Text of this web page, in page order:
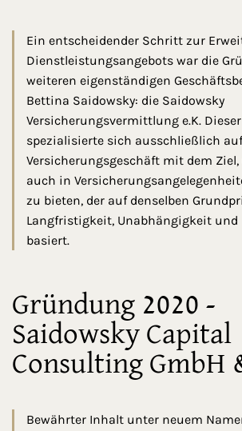
Ein entscheidender Schritt zur
Dienstleistungsangebots war die
weiteren eigenständigen
Bettina Saidowsky: die Saidowsky
Versicherungsvermittlung e.K.
spezialisierte sich ausschließlich
Versicherungsgeschäft mit dem
auch in
zu bieten, der auf denselben
Langfristigkeit, Unabhängigkeit
basiert.
Gründung 2020 -
Saidowsky Capital
Consulting GmbH
Bewährter Inhalt unter neuem